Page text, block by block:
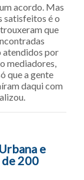
acordo. Mas
satisfeitos é o
que
atendidos por
mediadores,
que a gente
daqui com
e
200